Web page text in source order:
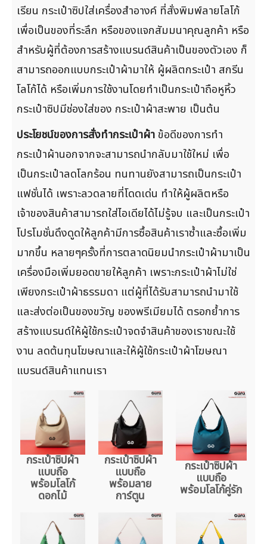
เรียน กระเป๋าซิปใส่เครื่องสำอางค์ ที่สั่งพิมพ์ลายโลโก้
เพื่อเป็นของที่ระลึก หรือของแจกสัมมนาคุณลูกค้า หรือ
สำหรับผู้ที่ต้องการสร้างแบรนด์สินค้าเป็นของตัวเอง ก็
สามารถออกแบบกระเป๋าผ้ามาให้ ผู้ผลิตกระเป๋า สกรีน
โลโก้ได้ หรือเพิ่มการใช้งานโดยทำเป็นกระเป๋าถือหูหิ้ว
กระเป๋าซิปมีช่องใส่ของ กระเป๋าผ้าสะพาย เป็นต้น
ประโยชน์ของการสั่งทำกระเป๋าผ้าข้อดีของการทำ
กระเป๋าผ้านอกจากจะสามารถนำกลับมาใช้ใหม่ เพื่อ
เป็นกระเป๋าลดโลกร้อน ทนทานยังสามารถเป็นกระเป๋า
แฟชั่นได้ เพราะลวดลายที่โดดเด่น ทำให้ผู้ผลิตหรือ
เจ้าของสินค้าสามารถใส่ไอเดียได้ไม่รู้จบ และเป็นกระเป๋า
โปรโมชั่นดึงดูดให้ลูกค้ามีการซื้อสินค้าเราซ้ำและซื้อเพิ่ม
มากขึ้น หลายๆครั้งที่การตลาดนิยมนำกระเป๋าผ้ามาเป็น
เครื่องมือเพิ่มยอดขายให้ลูกค้า เพราะกระเป๋าผ้าไม่ใช่
เพียงกระเป๋าผ้าธรรมดา แต่ผู้ที่ได้รับสามารถนำมาใช้
และส่งต่อเป็นของขวัญ ของพรีเมียมได้ ตรอกย้ำการ
สร้างแบรนด์ให้ผู้ใช้กระเป๋าจดจำสินค้าของเราขณะใช้
งาน ลดต้นทุนโฆษณาและให้ผู้ใช้กระเป๋าผ้าโฆษณา
แบรนด์สินค้าแทนเรา
กระเป๋าซิปผ้า
แบบถือ
พร้อมโลโก้
ดอกไม้
กระเป๋าซิปผ้า
แบบถือ
พร้อมลาย
การ์ตูน
กระเป๋าซิปผ้า
แบบถือ
พร้อมโลโก้คู่รัก